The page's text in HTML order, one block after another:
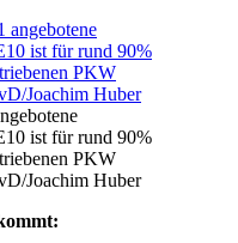
ist für rund 90%
PKW
Joachim Huber